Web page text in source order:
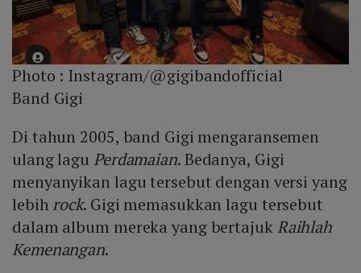
Photo : Instagram/@gigibandofficial
Band Gigi
Di tahun 2005, band Gigi mengaransemen
ulang lagu Perdamaian. Bedanya, Gigi
menyanyikan lagu tersebut dengan versi yang
lebih rock. Gigi memasukkan lagu tersebut
dalam album mereka yang bertajuk Raihlah
Kemenangan.